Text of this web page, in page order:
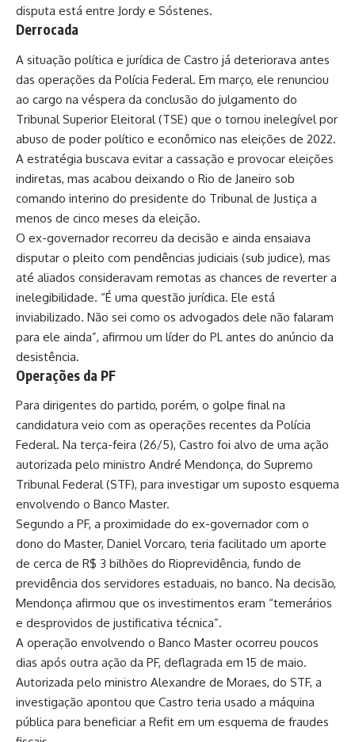
disputa está entre Jordy e Sóstenes.
Derrocada
A situação política e jurídica de Castro já deteriorava antes
das operações da Polícia Federal. Em março, ele renunciou
ao cargo na véspera da conclusão do julgamento do
Tribunal Superior Eleitoral (TSE) que o tornou inelegível por
abuso de poder político e econômico nas eleições de 2022.
A estratégia buscava evitar a cassação e provocar eleições
indiretas, mas acabou deixando o Rio de Janeiro sob
comando interino do presidente do Tribunal de Justiça a
menos de cinco meses da eleição.
O ex-governador recorreu da decisão e ainda ensaiava
disputar o pleito com pendências judiciais (sub judice), mas
até aliados consideravam remotas as chances de reverter a
inelegibilidade. “É uma questão jurídica. Ele está
inviabilizado. Não sei como os advogados dele não falaram
para ele ainda”, afirmou um líder do PL antes do anúncio da
desistência.
Operações da PF
Para dirigentes do partido, porém, o golpe final na
candidatura veio com as operações recentes da Polícia
Federal. Na terça-feira (26/5), Castro foi alvo de uma ação
autorizada pelo ministro André Mendonça, do Supremo
Tribunal Federal (STF), para investigar um suposto esquema
envolvendo o Banco Master.
Segundo a PF, a proximidade do ex-governador com o
dono do Master, Daniel Vorcaro, teria facilitado um aporte
de cerca de R$ 3 bilhões do Rioprevidência, fundo de
previdência dos servidores estaduais, no banco. Na decisão,
Mendonça afirmou que os investimentos eram “temerários
e desprovidos de justificativa técnica”.
A operação envolvendo o Banco Master ocorreu poucos
dias após outra ação da PF, deflagrada em 15 de maio.
Autorizada pelo ministro Alexandre de Moraes, do STF, a
investigação apontou que Castro teria usado a máquina
pública para beneficiar a Refit em um esquema de fraudes